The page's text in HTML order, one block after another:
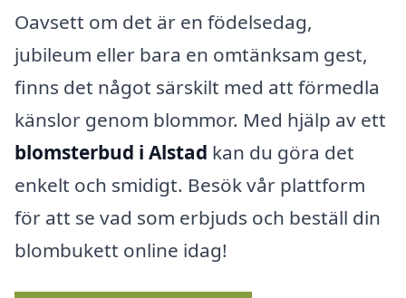
Oavsett om det är en födelsedag,
jubileum eller bara en omtänksam gest,
finns det något särskilt med att förmedla
känslor genom blommor. Med hjälp av ett
blomsterbud i Alstad kan du göra det
enkelt och smidigt. Besök vår plattform
för att se vad som erbjuds och beställ din
blombukett online idag!